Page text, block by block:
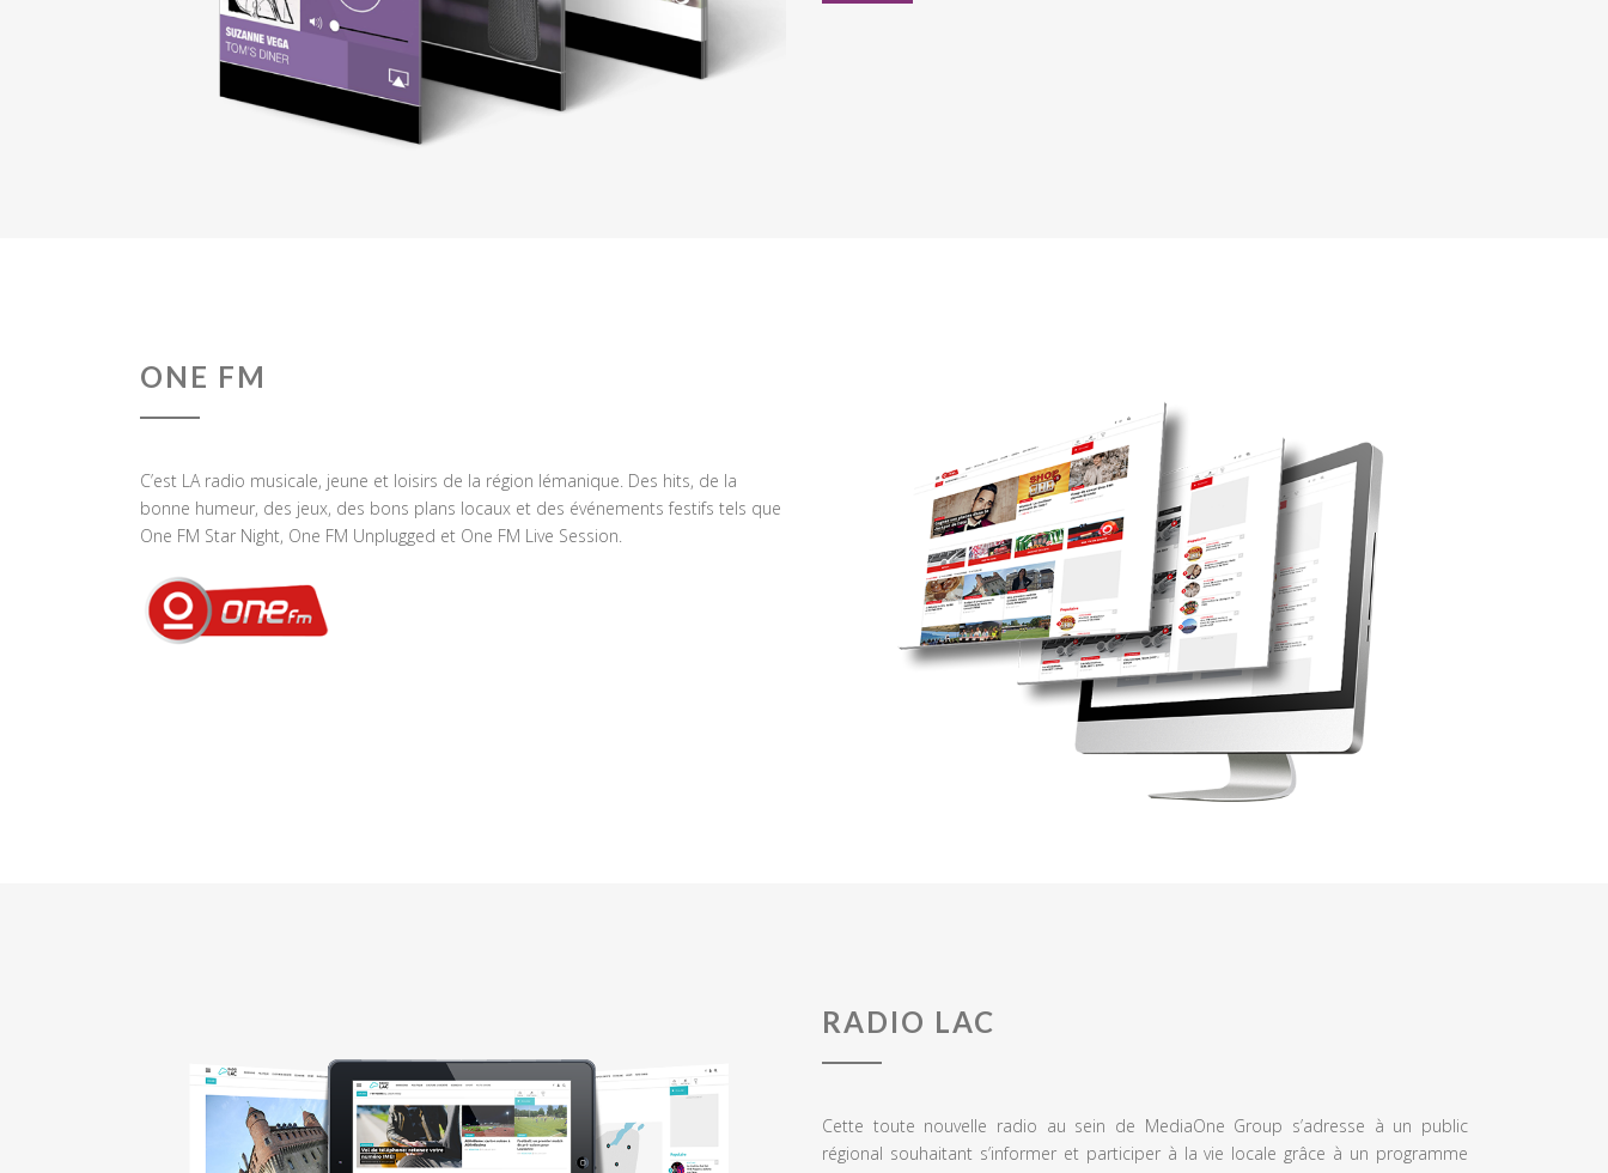
ONE FM
C’est LA radio musicale, jeune et loisirs de la région lémanique. Des hits, de la
bonne humeur, des jeux, des bons plans locaux et des événements festifs tels que
One FM Star Night, One FM Unplugged et One FM Live Session.
RADIO LAC
Cette toute nouvelle radio au sein de MediaOne Group s’adresse à un public
régional souhaitant s’informer et participer à la vie locale grâce à un programme